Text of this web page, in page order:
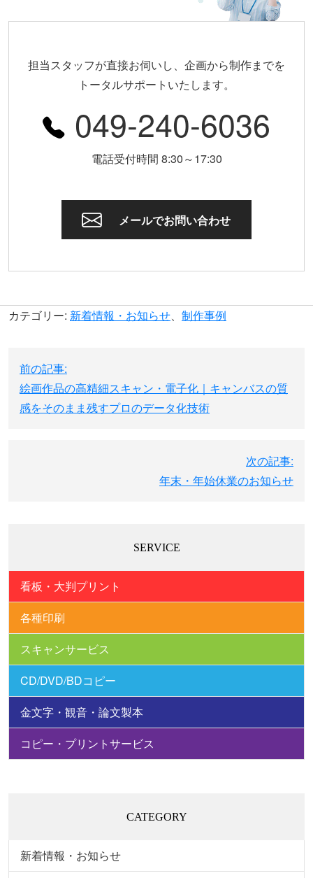
担当スタッフが直接お伺いし、企画から制作までを
トータルサポートいたします。
049-240-6036
電話受付時間 8:30～17:30
メールでお問い合わせ
カテゴリー: 新着情報・お知らせ、 制作事例
稿
ナ
ビ
前の記事:
絵画作品の高精細スキャン・電子化｜キャンバスの質
感をそのまま残すプロのデータ化技術
次の記事:
年末・年始休業のお知らせ
SERVICE
看板・大判プリント
各種印刷
スキャンサービス
CD/DVD/BDコピー
金文字・観音・論文製本
コピー・プリントサービス
CATEGORY
新着情報・お知らせ